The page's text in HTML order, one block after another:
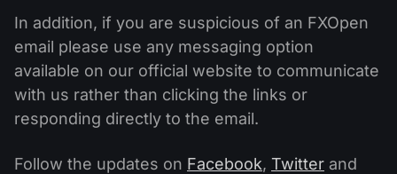
In addition, if you are suspicious of an FXOpen
email please use any messaging option
available on our official website to communicate
with us rather than clicking the links or
responding directly to the email.
Follow the updates on Facebook, Twitter and